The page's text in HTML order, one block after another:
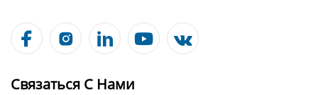
    
Связаться С Нами